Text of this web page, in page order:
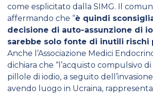
come esplicitato dalla SIMG. Il
affermando che “è quindi
decisione di auto-assunzione di
sarebbe solo fonte di inutili rischi
Anche l’Associazione Medici
dichiara che “l’acquisto compulsivo
pillole di iodio, a seguito
avendo luogo in Ucraina,